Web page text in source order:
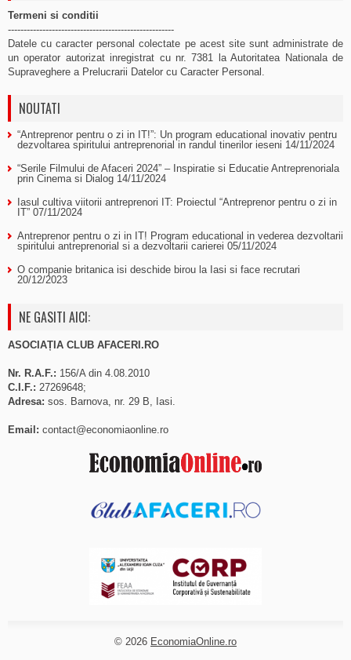
Termeni si conditii
-----------------------------------------------------
Datele cu caracter personal colectate pe acest site sunt administrate de
un operator autorizat inregistrat cu nr. 7381 la Autoritatea Nationala de
Supraveghere a Prelucrarii Datelor cu Caracter Personal.
NOUTATI
“Antreprenor pentru o zi in IT!”: Un program educational inovativ pentru
dezvoltarea spiritului antreprenorial in randul tinerilor ieseni 14/11/2024
“Serile Filmului de Afaceri 2024” – Inspiratie si Educatie Antreprenoriala
prin Cinema si Dialog 14/11/2024
Iasul cultiva viitorii antreprenori IT: Proiectul “Antreprenor pentru o zi in
IT” 07/11/2024
Antreprenor pentru o zi in IT! Program educational in vederea dezvoltarii
spiritului antreprenorial si a dezvoltarii carierei 05/11/2024
O companie britanica isi deschide birou la Iasi si face recrutari
20/12/2023
NE GASITI AICI:
ASOCIAȚIA CLUB AFACERI.RO
Nr. R.A.F.: 156/A din 4.08.2010
C.I.F.: 27269648;
Adresa: sos. Barnova, nr. 29 B, Iasi.
Email: contact@economiaonline.ro
© 2026 EconomiaOnline.ro